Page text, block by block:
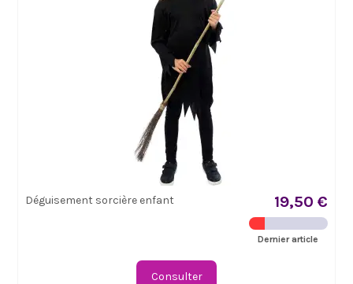
Déguisement sorcière enfant 19,50 €
Dernier article
Consulter